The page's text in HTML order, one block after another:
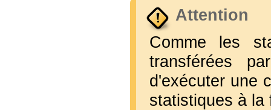
Attention
Comme les
transférées
d'exécuter une
statistiques à la